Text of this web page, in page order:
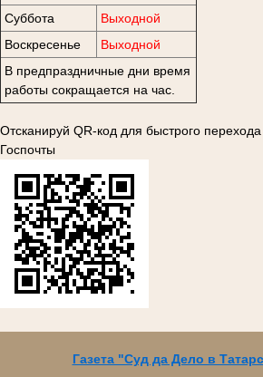
Суббота
Выходной
Воскресенье
Выходной
В предпраздничные дни время
работы сокращается на час.
Отсканируй QR-код для быстрого
Госпочты
Газета "Суд да Дело в